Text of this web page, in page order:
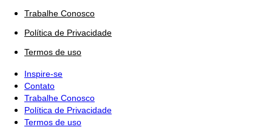
Trabalhe Conosco
Política de Privacidade
Termos de uso
Inspire-se
Contato
Trabalhe Conosco
Política de Privacidade
Termos de uso